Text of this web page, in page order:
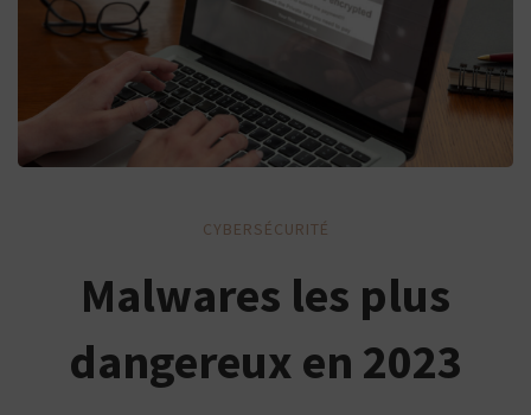
dangereux
CYBERSÉCURITÉ
Malwares les plus
dangereux en 2023